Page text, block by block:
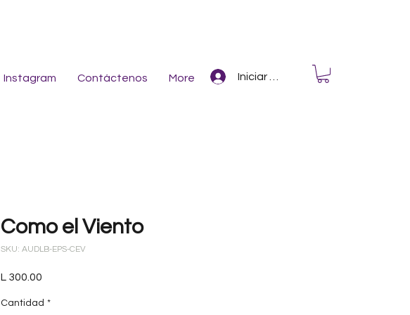
Instagram Contáctenos More Iniciar Sesión
Como el Viento
SKU: AUDLB-EPS-CEV
L 300.00
Cantidad *